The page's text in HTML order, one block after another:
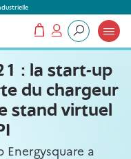
Que recherchez-vous ?
Mon compte
Mon panier
: la start-up
du chargeur
stand virtuel
Energysquare a